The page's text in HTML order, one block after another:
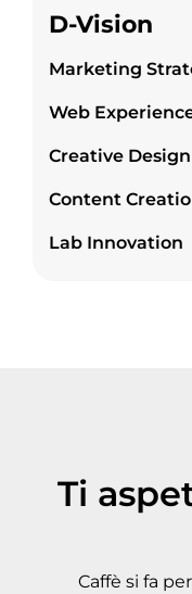
D-Vision
Marketing
Web
Creative Design
Content
Lab Innovation
Ti
Caffè si fa